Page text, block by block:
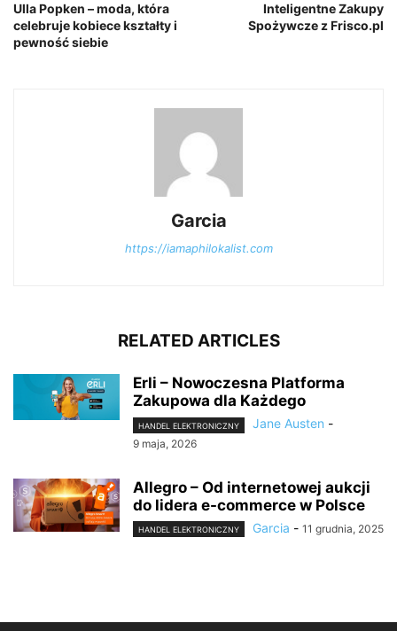
Ulla Popken – moda, która
celebruje kobiece kształty i
pewność siebie
Inteligentne Zakupy
Spożywcze z Frisco.pl
Garcia
https://iamaphilokalist.com
RELATED ARTICLES
Erli – Nowoczesna Platforma
Zakupowa dla Każdego
HANDEL ELEKTRONICZNY Jane Austen -
9 maja, 2026
Allegro – Od internetowej aukcji
do lidera e-commerce w Polsce
HANDEL ELEKTRONICZNY Garcia - 11 grudnia, 2025